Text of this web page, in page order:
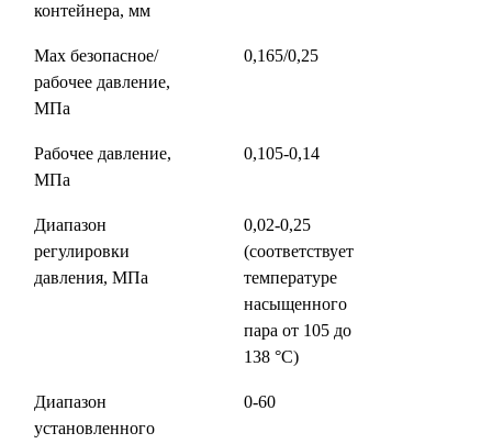
контейнера, мм
Max безопасное/
рабочее давление,
МПа
0,165/0,25
Рабочее давление,
МПа
0,105-0,14
Диапазон
регулировки
давления, МПа
0,02-0,25
(соответствует
температуре
насыщенного
пара от 105 до
138 °С)
Диапазон
установленного
0-60